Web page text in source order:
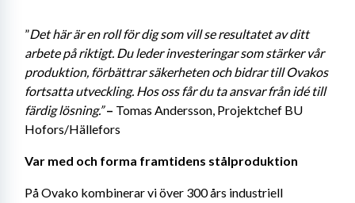
”Det här är en roll för dig som vill se resultatet av ditt
arbete på riktigt. Du leder investeringar som stärker vår
produktion, förbättrar säkerheten och bidrar till Ovakos
fortsatta utveckling. Hos oss får du ta ansvar från idé till
färdig lösning.” – Tomas Andersson, Projektchef BU
Hofors/Hällefors
Var med och forma framtidens stålproduktion
På Ovako kombinerar vi över 300 års industriell